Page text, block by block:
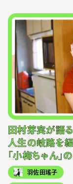
田村芽実が語
人生の岐路を
「小梅ちゃん」
羽佐田瑤子